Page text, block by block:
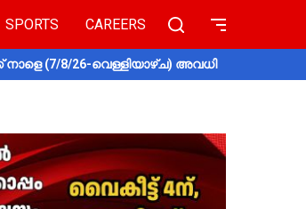
SPORTS CAREERS
(7/8/26-വെള്ളിയാഴ്ച) അവധി